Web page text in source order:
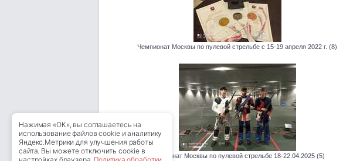
Чемпионат Москвы по пулевой стрельбе с 15-19 апреля 2022 г. (8)
Чемпионат Москвы по пулевой стрельбе 18-22.04.2025 (5)
Нажимая «ОК», вы соглашаетесь на
использование файлов cookie и аналитику
Яндекс.Метрики для улучшения работы
сайта. Вы можете отключить cookie в